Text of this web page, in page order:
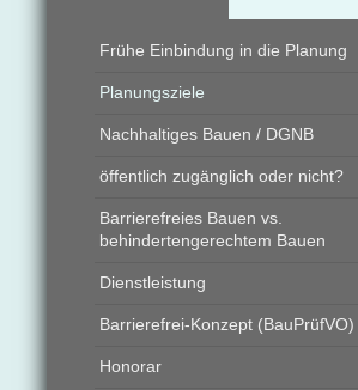
Frühe Einbindung in die Planung
Planungsziele
Nachhaltiges Bauen / DGNB
öffentlich zugänglich oder nicht?
Barrierefreies Bauen vs.
behindertengerechtem Bauen
Dienstleistung
Barrierefrei-Konzept (BauPrüfVO)
Honorar